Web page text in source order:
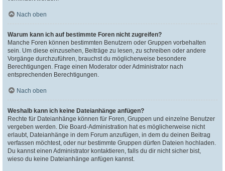
Nach oben
Warum kann ich auf bestimmte Foren nicht zugreifen?
Manche Foren können bestimmten Benutzern oder Gruppen vorbehalten
sein. Um diese einzusehen, Beiträge zu lesen, zu schreiben oder andere
Vorgänge durchzuführen, brauchst du möglicherweise besondere
Berechtigungen. Frage einen Moderator oder Administrator nach
entsprechenden Berechtigungen.
Nach oben
Weshalb kann ich keine Dateianhänge anfügen?
Rechte für Dateianhänge können für Foren, Gruppen und einzelne Benutzer
vergeben werden. Die Board-Administration hat es möglicherweise nicht
erlaubt, Dateianhänge in dem Forum anzufügen, in dem du deinen Beitrag
verfassen möchtest, oder nur bestimmte Gruppen dürfen Dateien hochladen.
Du kannst einen Administrator kontaktieren, falls du dir nicht sicher bist,
wieso du keine Dateianhänge anfügen kannst.